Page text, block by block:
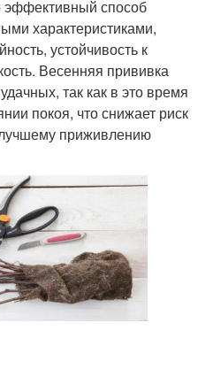
способ
характеристиками,
устойчивость к
Весенняя прививка
так как в это время
покоя, что снижает риск
приживлению